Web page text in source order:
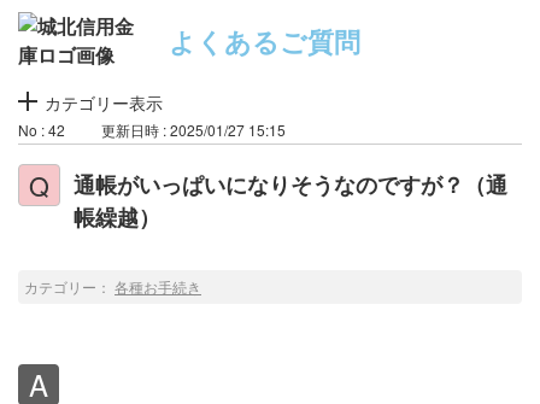
よくあるご質問
カテゴリー表示
No : 42 更新日時 : 2025/01/27 15:15
通帳がいっぱいになりそうなのですが？（通
帳繰越）
カテゴリー： 各種お手続き